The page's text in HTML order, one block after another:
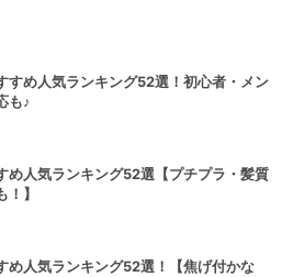
すめ人気ランキング52選！初心者・メン
も♪
め人気ランキング52選【プチプラ・髪質
】
め人気ランキング52選！【焦げ付かな